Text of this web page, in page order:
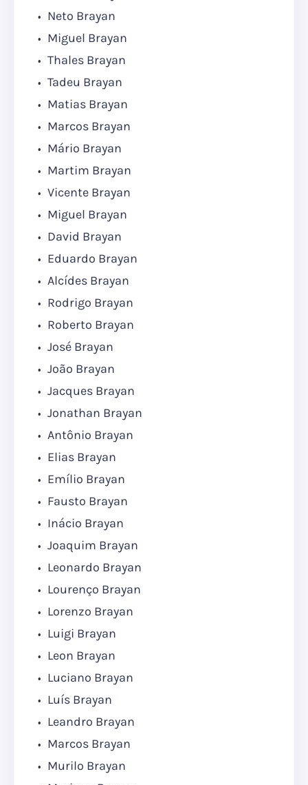
Neto Brayan
Miguel Brayan
Thales Brayan
Tadeu Brayan
Matias Brayan
Marcos Brayan
Mário Brayan
Martim Brayan
Vicente Brayan
Miguel Brayan
David Brayan
Eduardo Brayan
Alcídes Brayan
Rodrigo Brayan
Roberto Brayan
José Brayan
João Brayan
Jacques Brayan
Jonathan Brayan
Antônio Brayan
Elias Brayan
Emílio Brayan
Fausto Brayan
Inácio Brayan
Joaquim Brayan
Leonardo Brayan
Lourenço Brayan
Lorenzo Brayan
Luigi Brayan
Leon Brayan
Luciano Brayan
Luís Brayan
Leandro Brayan
Marcos Brayan
Murilo Brayan